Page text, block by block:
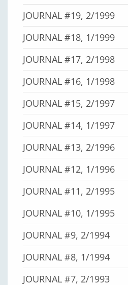
JOURNAL #19, 2/1999
JOURNAL #18, 1/1999
JOURNAL #17, 2/1998
JOURNAL #16, 1/1998
JOURNAL #15, 2/1997
JOURNAL #14, 1/1997
JOURNAL #13, 2/1996
JOURNAL #12, 1/1996
JOURNAL #11, 2/1995
JOURNAL #10, 1/1995
JOURNAL #9, 2/1994
JOURNAL #8, 1/1994
JOURNAL #7, 2/1993